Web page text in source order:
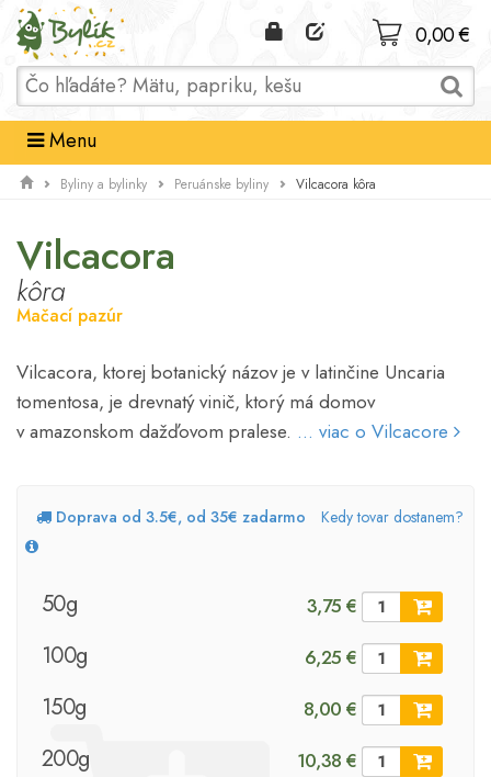
Domov
0,00 €
Menu
Byliny a bylinky Peruánske byliny Vilcacora kôra
Vilcacora
kôra
Mačací pazúr
Vilcacora, ktorej botanický názov je v latinčine Uncaria
tomentosa, je drevnatý vinič, ktorý má domov
v amazonskom dažďovom pralese. ... viac o Vilcacore
Doprava od 3.5€, od 35€ zadarmo Kedy tovar dostanem?
50g 3,75 €
100g 6,25 €
150g 8,00 €
200g 10,38 €